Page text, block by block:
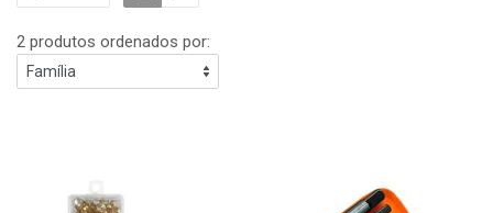
2 produtos ordenados por: